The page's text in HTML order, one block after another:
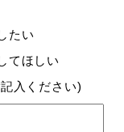
たい
てほしい
入ください)